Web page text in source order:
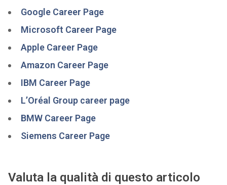
Google Career Page
Microsoft Career Page
Apple Career Page
Amazon Career Page
IBM Career Page
L’Oréal Group career page
BMW Career Page
Siemens Career Page
Valuta la qualità di questo articolo